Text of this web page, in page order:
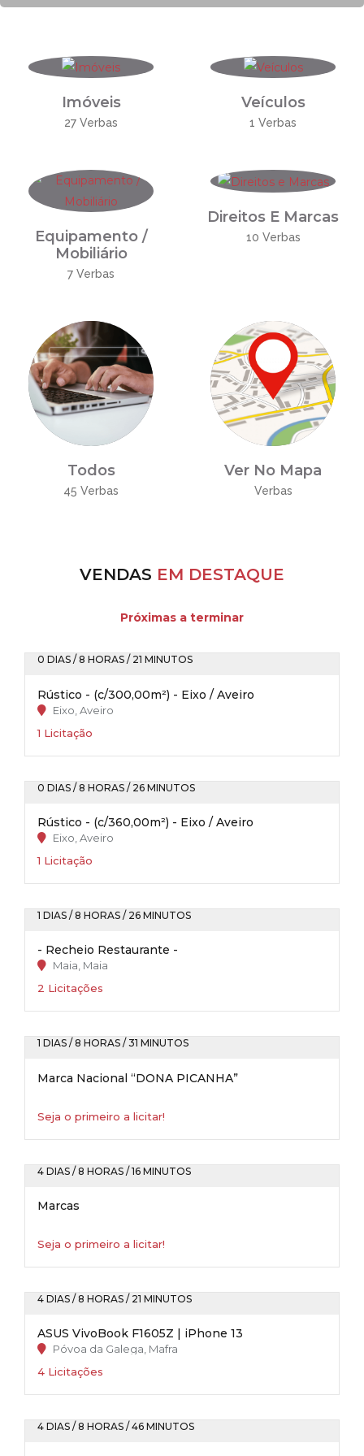
Imóveis
27 Verbas
Veículos
1 Verbas
Equipamento /
Mobiliário
7 Verbas
Direitos E Marcas
10 Verbas
Todos
45 Verbas
Ver No Mapa
Verbas
VENDAS EM DESTAQUE
Próximas a terminar
0 DIAS / 8 HORAS / 21 MINUTOS
Rústico - (c/300,00m²) - Eixo / Aveiro
Eixo, Aveiro
1 Licitação
0 DIAS / 8 HORAS / 26 MINUTOS
Rústico - (c/360,00m²) - Eixo / Aveiro
Eixo, Aveiro
1 Licitação
1 DIAS / 8 HORAS / 26 MINUTOS
- Recheio Restaurante -
Maia, Maia
2 Licitações
1 DIAS / 8 HORAS / 31 MINUTOS
Marca Nacional “DONA PICANHA”
Seja o primeiro a licitar!
4 DIAS / 8 HORAS / 16 MINUTOS
Marcas
Seja o primeiro a licitar!
4 DIAS / 8 HORAS / 21 MINUTOS
ASUS VivoBook F1605Z | iPhone 13
Póvoa da Galega, Mafra
4 Licitações
4 DIAS / 8 HORAS / 46 MINUTOS